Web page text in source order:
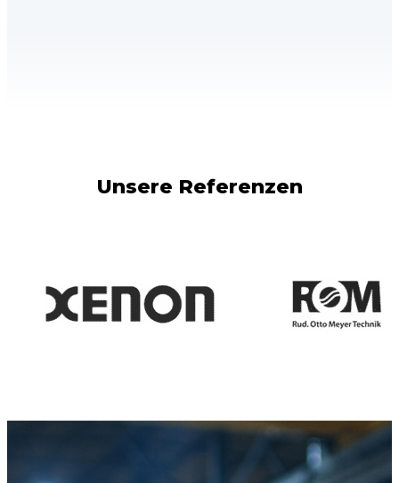
Unsere Referenzen